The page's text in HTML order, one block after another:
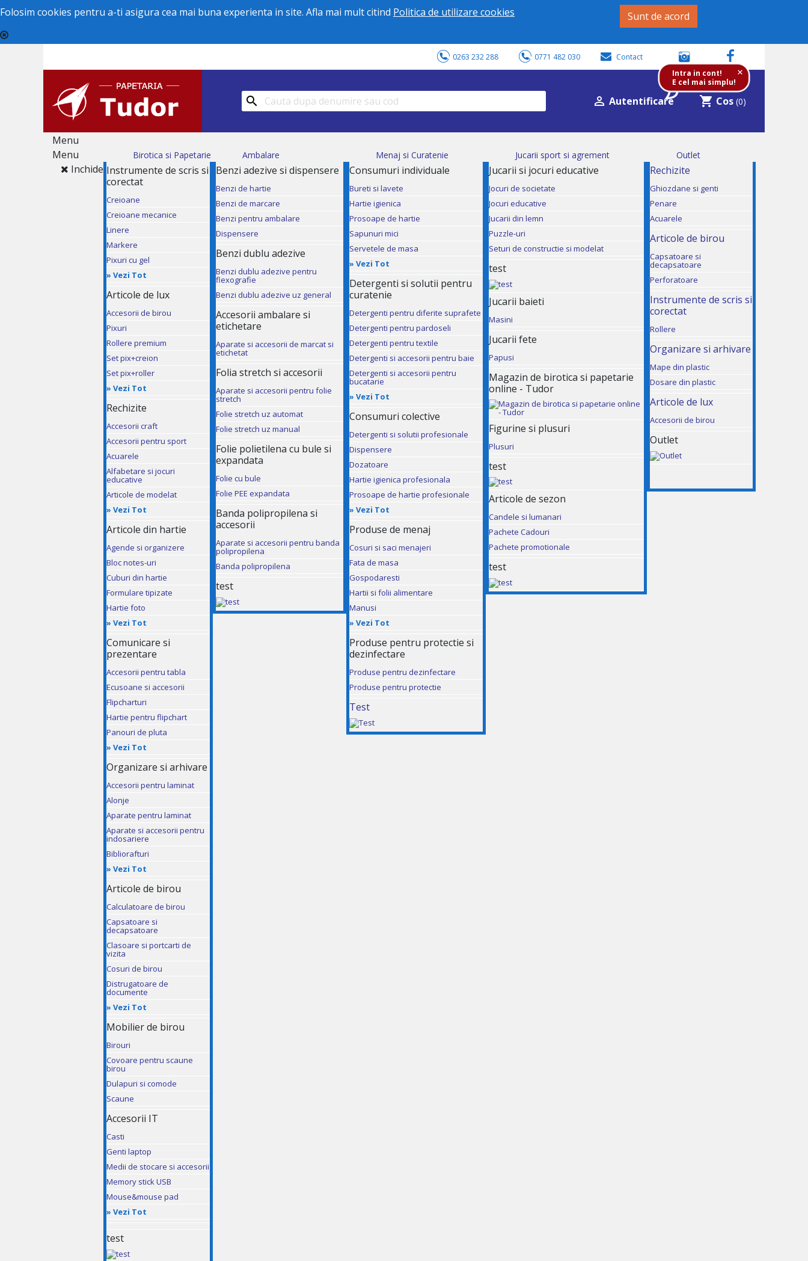
Folosim cookies pentru a-ti asigura cea mai buna experienta in site. Afla mai mult citind Politica de utilizare cookies Sunt de acord
0263 232 288 0771 482 030 Contact

Intra in cont!
E cel mai simplu!
+
 Autentificare shopping_cart Cos (0)
Menu
Menu
Inchide
Birotica si Papetarie
Instrumente de scris si
corectat
Creioane
Creioane mecanice
Linere
Markere
Pixuri cu gel
» Vezi Tot
Articole de lux
Accesorii de birou
Pixuri
Rollere premium
Set pix+creion
Set pix+roller
» Vezi Tot
Rechizite
Accesorii craft
Accesorii pentru sport
Acuarele
Alfabetare si jocuri
educative
Articole de modelat
» Vezi Tot
Articole din hartie
Agende si organizere
Bloc notes-uri
Cuburi din hartie
Formulare tipizate
Hartie foto
» Vezi Tot
Comunicare si
prezentare
Accesorii pentru tabla
Ecusoane si accesorii
Flipcharturi
Hartie pentru flipchart
Panouri de pluta
» Vezi Tot
Organizare si arhivare
Accesorii pentru laminat
Alonje
Aparate pentru laminat
Aparate si accesorii pentru
indosariere
Bibliorafturi
» Vezi Tot
Articole de birou
Calculatoare de birou
Capsatoare si
decapsatoare
Clasoare si portcarti de
vizita
Cosuri de birou
Distrugatoare de
documente
» Vezi Tot
Mobilier de birou
Birouri
Covoare pentru scaune
birou
Dulapuri si comode
Scaune
Accesorii IT
Casti
Genti laptop
Medii de stocare si accesorii
Memory stick USB
Mouse&mouse pad
» Vezi Tot
test
Ambalare
Benzi adezive si dispensere
Benzi de hartie
Benzi de marcare
Benzi pentru ambalare
Dispensere
Benzi dublu adezive
Benzi dublu adezive pentru
flexografie
Benzi dublu adezive uz general
Accesorii ambalare si
etichetare
Aparate si accesorii de marcat si
etichetat
Folia stretch si accesorii
Aparate si accesorii pentru folie
stretch
Folie stretch uz automat
Folie stretch uz manual
Folie polietilena cu bule si
expandata
Folie cu bule
Folie PEE expandata
Banda polipropilena si
accesorii
Aparate si accesorii pentru banda
polipropilena
Banda polipropilena
test
Menaj si Curatenie
Consumuri individuale
Bureti si lavete
Hartie igienica
Prosoape de hartie
Sapunuri mici
Servetele de masa
» Vezi Tot
Detergenti si solutii pentru
curatenie
Detergenti pentru diferite suprafete
Detergenti pentru pardoseli
Detergenti pentru textile
Detergenti si accesorii pentru baie
Detergenti si accesorii pentru
bucatarie
» Vezi Tot
Consumuri colective
Detergenti si solutii profesionale
Dispensere
Dozatoare
Hartie igienica profesionala
Prosoape de hartie profesionale
» Vezi Tot
Produse de menaj
Cosuri si saci menajeri
Fata de masa
Gospodaresti
Hartii si folii alimentare
Manusi
» Vezi Tot
Produse pentru protectie si
dezinfectare
Produse pentru dezinfectare
Produse pentru protectie
Test
Jucarii sport si agrement
Jucarii si jocuri educative
Jocuri de societate
Jocuri educative
Jucarii din lemn
Puzzle-uri
Seturi de constructie si modelat
test
Jucarii baieti
Masini
Jucarii fete
Papusi
Magazin de birotica si papetarie
online - Tudor
Figurine si plusuri
Plusuri
test
Articole de sezon
Candele si lumanari
Pachete Cadouri
Pachete promotionale
test
Outlet
Rechizite
Ghiozdane si genti
Penare
Acuarele
Articole de birou
Capsatoare si
decapsatoare
Perforatoare
Instrumente de scris si
corectat
Rollere
Organizare si arhivare
Mape din plastic
Dosare din plastic
Articole de lux
Accesorii de birou
Outlet